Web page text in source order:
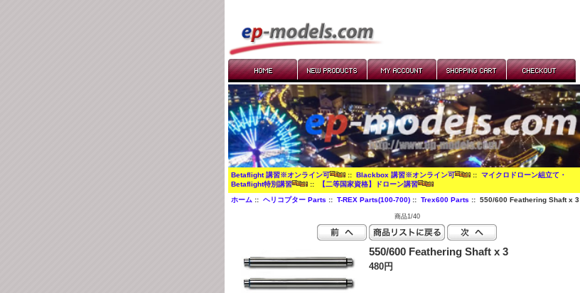
Betaflight 講習※オンライン可 ::Blackbox 講習※オンライン可 ::マイクロドローン組立て・
Betaflight特別講習
:: 【二等国家資格】ドローン講習
ホーム ::ヘリコプター Parts ::T-REX Parts(100-700) ::Trex600 Parts :: 550/600 Feathering Shaft x 3
商品1/40
550/600 Feathering Shaft x 3
480円